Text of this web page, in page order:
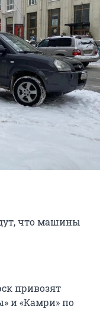
что машины
привозят
и «Камри» по